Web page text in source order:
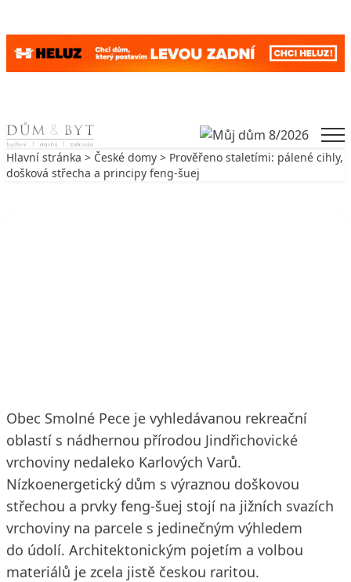
Skip to content
Hlavní stránka > České domy > Prověřeno staletími: pálené cihly,
došková střecha a principy feng-šuej
Obec Smolné Pece je vyhledávanou rekreační
oblastí s nádhernou přírodou Jindřichovické
vrchoviny nedaleko Karlových Varů.
Nízkoenergetický dům s výraznou doškovou
střechou a prvky feng-šuej stojí na jižních svazích
vrchoviny na parcele s jedinečným výhledem
do údolí. Architektonickým pojetím a volbou
materiálů je zcela jistě českou raritou.